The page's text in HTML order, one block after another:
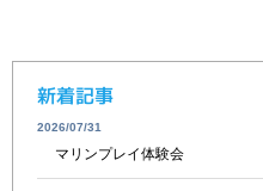
新着記事
2026/07/31
マリンプレイ体験会